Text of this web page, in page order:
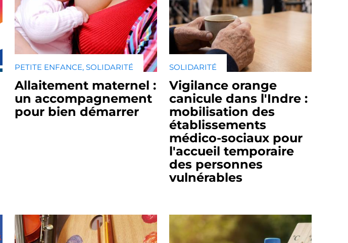
PETITE ENFANCE, SOLIDARITÉ
Allaitement maternel :
un accompagnement
pour bien démarrer
SOLIDARITÉ
Vigilance orange
canicule dans l'Indre :
mobilisation des
établissements
médico-sociaux pour
l'accueil temporaire
des personnes
vulnérables